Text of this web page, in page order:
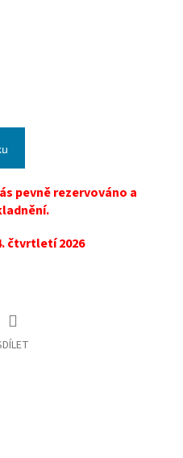
pevně rezervováno a
čtvrtletí 2026